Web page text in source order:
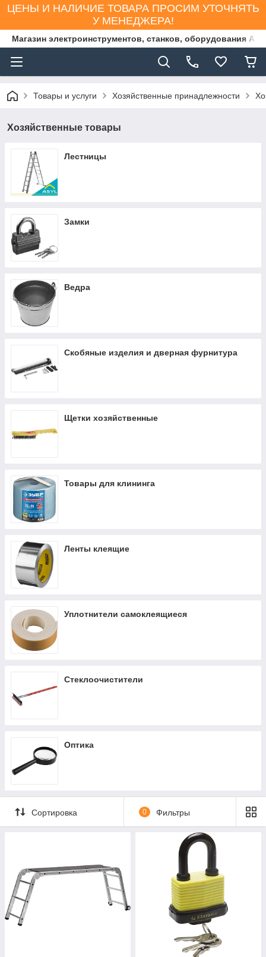
ЦЕНЫ И НАЛИЧИЕ ТОВАРА ПРОСИМ УТОЧНЯТЬ
У МЕНЕДЖЕРА!
Магазин электроинструментов, станков, оборудования
Товары и услуги Хозяйственные принадлежности
Хозяйственные товары
Лестницы
Замки
Ведра
Скобяные изделия и дверная фурнитура
Щетки хозяйственные
Товары для клининга
Ленты клеящие
Уплотнители самоклеящиеся
Стеклоочистители
Оптика
Сортировка 0 Фильтры